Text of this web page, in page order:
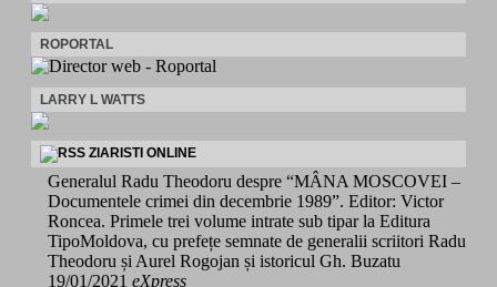
ROPORTAL
LARRY L WATTS
ZIARISTI ONLINE
Generalul Radu Theodoru despre “MÂNA MOSCOVEI –
Documentele crimei din decembrie 1989”. Editor: Victor
Roncea. Primele trei volume intrate sub tipar la Editura
TipoMoldova, cu prefețe semnate de generalii scriitori Radu
Theodoru și Aurel Rogojan și istoricul Gh. Buzatu
19/01/2021 eXpress